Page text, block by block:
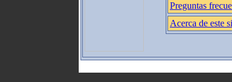
Preguntas
Acerca de este